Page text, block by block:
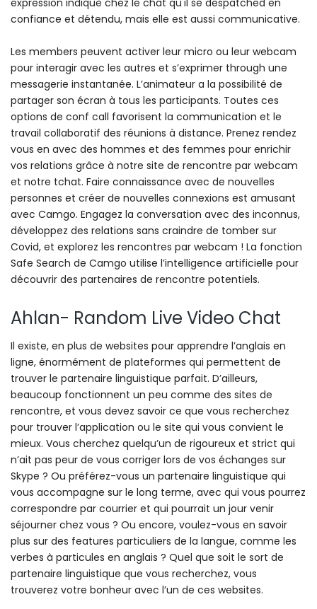
expression indique chez le chat qu'il se despatched en
confiance et détendu, mais elle est aussi communicative.
Les members peuvent activer leur micro ou leur webcam
pour interagir avec les autres et s’exprimer through une
messagerie instantanée. L’animateur a la possibilité de
partager son écran à tous les participants. Toutes ces
options de conf call favorisent la communication et le
travail collaboratif des réunions à distance. Prenez rendez
vous en avec des hommes et des femmes pour enrichir
vos relations grâce à notre site de rencontre par webcam
et notre tchat. Faire connaissance avec de nouvelles
personnes et créer de nouvelles connexions est amusant
avec Camgo. Engagez la conversation avec des inconnus,
développez des relations sans craindre de tomber sur
Covid, et explorez les rencontres par webcam ! La fonction
Safe Search de Camgo utilise l’intelligence artificielle pour
découvrir des partenaires de rencontre potentiels.
Ahlan- Random Live Video Chat
Il existe, en plus de websites pour apprendre l’anglais en
ligne, énormément de plateformes qui permettent de
trouver le partenaire linguistique parfait. D’ailleurs,
beaucoup fonctionnent un peu comme des sites de
rencontre, et vous devez savoir ce que vous recherchez
pour trouver l’application ou le site qui vous convient le
mieux. Vous cherchez quelqu’un de rigoureux et strict qui
n’ait pas peur de vous corriger lors de vos échanges sur
Skype ? Ou préférez-vous un partenaire linguistique qui
vous accompagne sur le long terme, avec qui vous pourrez
correspondre par courrier et qui pourrait un jour venir
séjourner chez vous ? Ou encore, voulez-vous en savoir
plus sur des features particuliers de la langue, comme les
verbes à particules en anglais ? Quel que soit le sort de
partenaire linguistique que vous recherchez, vous
trouverez votre bonheur avec l’un de ces websites.